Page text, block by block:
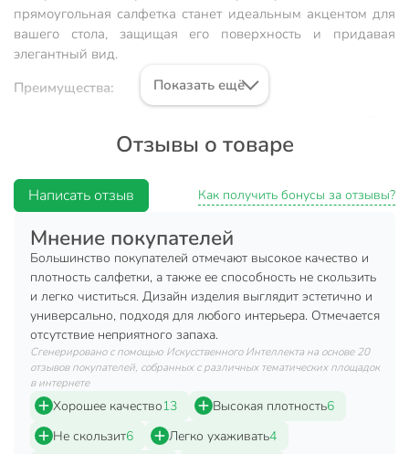
прямоугольная салфетка станет идеальным акцентом для
вашего стола, защищая его поверхность и придавая
элегантный вид.
Преимущества:
обеспечивает долгий срок службы.
Универсальный дизайн: подходит для любого
интерьера.
Вы можете приобрести «Салфетка декоративная ПВХ,
45х30 см, прямоугольная, Y4-8908» и другие товары в
нашем интернет-магазине в Ельце по низким ценам и с
бесплатным самовывозом.
Техническая информация
Ширина, см
Длина, см
45 см
Количество в наборе, шт
1 шт
Показать ещё
Отзывы о товаре
Написать отзыв Как получить бонусы за отзывы?
Мнение покупателей
Большинство покупателей отмечают высокое качество и
плотность салфетки, а также ее способность не скользить
и легко чиститься. Дизайн изделия выглядит эстетично и
универсально, подходя для любого интерьера. Отмечается
отсутствие неприятного запаха.
Сгенерировано с помощью Искусственного Интеллекта на основе 20
отзывов покупателей, собранных с различных тематических площадок
в интернете
Хорошее качество13 Высокая плотность6
Не скользит6 Легко ухаживать4